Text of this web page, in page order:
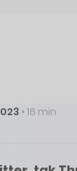
• 16 min